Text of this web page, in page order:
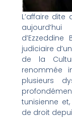
L’affaire
judiciaire
de la
renommée
plusieurs
tunisienne
de droit